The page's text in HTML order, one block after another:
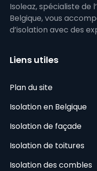
Isoleaz, spécialiste de
Belgique, vous
d’isolation avec des
Liens utiles
Plan du site
Isolation en Belgique
Isolation de façade
Isolation de toitures
Isolation des combles